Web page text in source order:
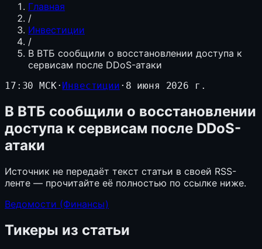
Главная
/
Инвестиции
/
В ВТБ сообщили о восстановлении доступа к
сервисам после DDoS-атаки
17:30 МСК· Инвестиции · 8 июня 2026 г.
В ВТБ сообщили о восстановлении
доступа к сервисам после DDoS-
атаки
Источник не передаёт текст статьи в своей RSS-
ленте — прочитайте её полностью по ссылке ниже.
Ведомости (Финансы)
Тикеры из статьи